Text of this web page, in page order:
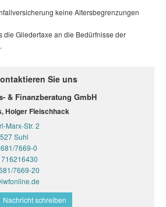
keine Altersbegrenzungen
die Gliedertaxe an die Bedürfnisse der
Sie uns
& Finanzberatung GmbH
Holger Fleischhack
Marx-Str. 2
Suhl
7669-0
7669-20
Nachricht schreiben